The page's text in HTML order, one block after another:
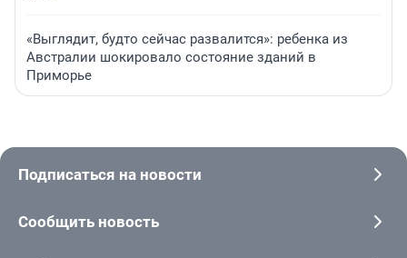
«Выглядит, будто сейчас развалится»: ребенка из
Австралии шокировало состояние зданий в
Приморье
Подписаться на новости
Сообщить новость